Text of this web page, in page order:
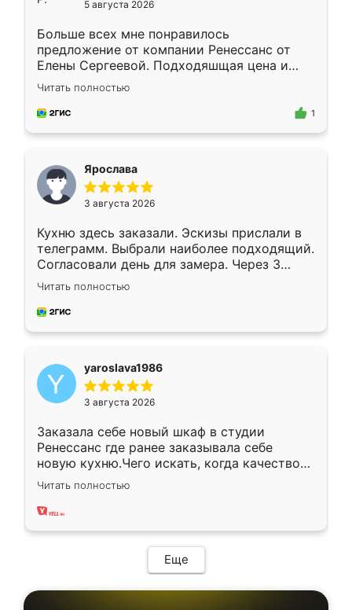
5 августа 2026
Больше всех мне понравилось
предложение от компании Ренессанс от
Елены Сергеевой. Подходяшщая цена и
короткие сроки изготовления. Приехавший
для замера сотрудник Владислав
предложил по моему эскизу самый
Читать полностью
1
Ярослава
3 августа 2026
Кухню здесь заказали. Эскизы прислали в
телеграмм. Выбрали наиболее подходящий.
Согласовали день для замера. Через 3
недели кухня была уже готова. Остались
довольны работой. Спасибо Ренессанс
мебель за качественную работу!
Читать полностью
yaroslava1986
3 августа 2026
Заказала себе новый шкаф в студии
Ренессанс где ранее заказывала себе
новую кухню.Чего искать, когда качеством
вполне довольна. Служит кухня уже почти
два года, нареканий нет.
Читать полностью
Еще